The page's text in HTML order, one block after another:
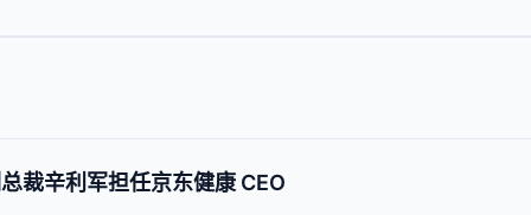
裁辛利军担任京东健康 CEO